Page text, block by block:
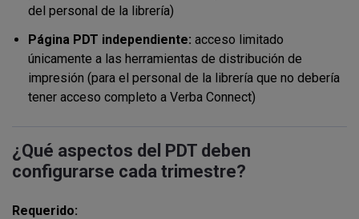
del personal de la librería)
Página PDT independiente: acceso limitado
únicamente a las herramientas de distribución de
impresión (para el personal de la librería que no debería
tener acceso completo a Verba Connect)
¿Qué aspectos del PDT deben
configurarse cada trimestre?
Requerido: